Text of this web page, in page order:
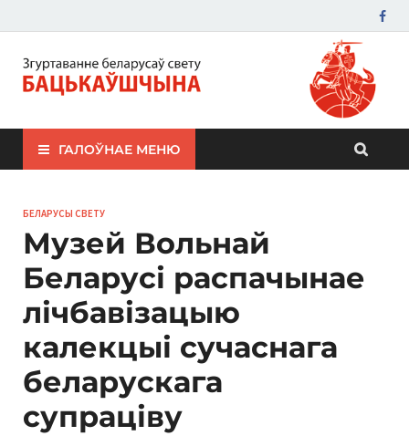
ЗБС "Бацькаўшчына"
ГАЛОЎНАЕ МЕНЮ
БЕЛАРУСЫ СВЕТУ
Музей Вольнай
Беларусі распачынае
лічбавізацыю
калекцыі сучаснага
беларускага
супраціву